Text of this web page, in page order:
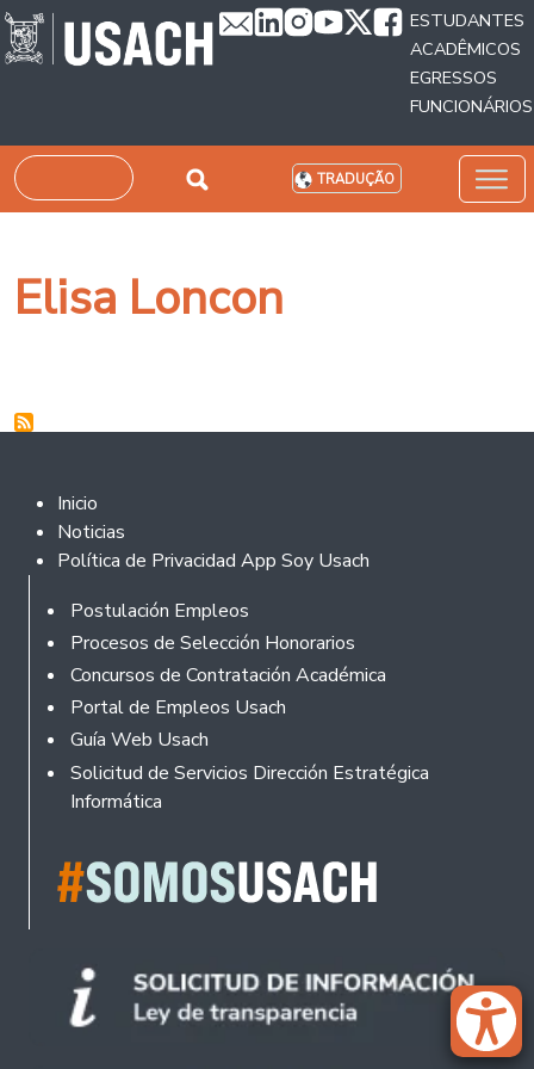
Passar para o conteúdo principal
ESTUDANTES
ACADÊMICOS
EGRESSOS
FUNCIONÁRIOS
Pesquisar TRADUÇÃO
Elisa Loncon
Footer 2
Inicio
Noticias
Política de Privacidad App Soy Usach
Rodapé
Postulación Empleos
Procesos de Selección Honorarios
Concursos de Contratación Académica
Portal de Empleos Usach
Guía Web Usach
Solicitud de Servicios Dirección Estratégica
Informática